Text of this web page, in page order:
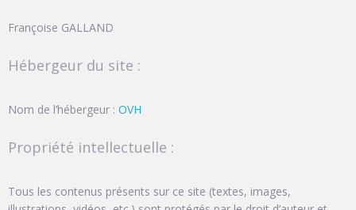
Françoise GALLAND
Hébergeur du site :
Nom de l’hébergeur : OVH
Propriété intellectuelle :
Tous les contenus présents sur ce site (textes, images,